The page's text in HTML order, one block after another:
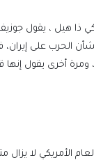
ذا هيل ، يقول
الحرب على إيران،
أخرى يقول إنها
الأمريكي لا